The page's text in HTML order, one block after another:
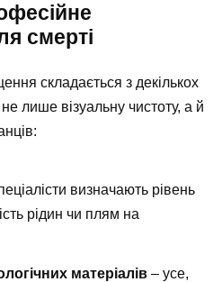
смерті
складається з декількох
лише візуальну чистоту, а й
визначають рівень
рідин чи плям на
матеріалів – усе,